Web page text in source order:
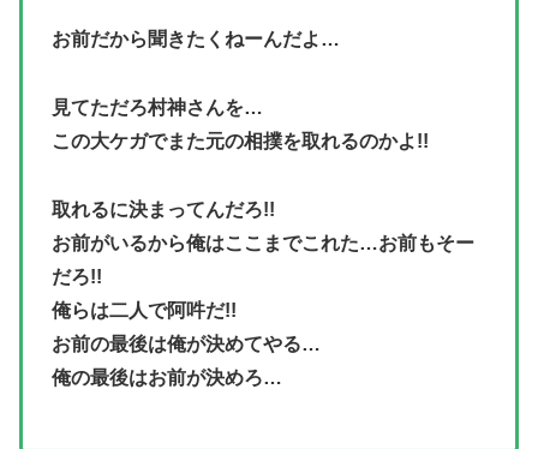
お前だから聞きたくねーんだよ…
見てただろ村神さんを…
この大ケガでまた元の相撲を取れるのかよ!!
取れるに決まってんだろ!!
お前がいるから俺はここまでこれた…お前もそー
だろ!!
俺らは二人で阿吽だ!!
お前の最後は俺が決めてやる…
俺の最後はお前が決めろ…